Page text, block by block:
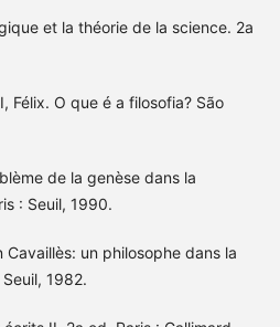
et la théorie de la science. 2a
Félix. O que é a filosofia? São
de la genèse dans la
: Seuil, 1990.
Cavaillès: un philosophe dans la
1982.